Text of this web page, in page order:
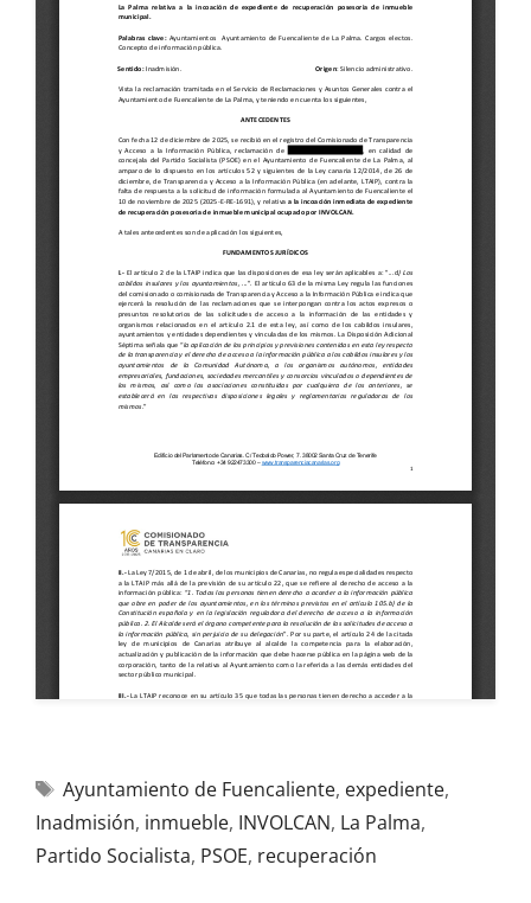
Ayuntamiento de Fuencaliente, expediente,
Inadmisión, inmueble, INVOLCAN, La Palma,
Partido Socialista, PSOE, recuperación